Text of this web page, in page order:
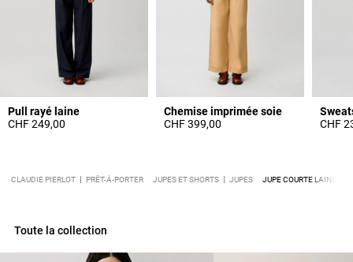
Pull rayé laine
CHF 249,00
Chemise imprimée soie
CHF 399,00
CHF
CLAUDIE PIERLOT PRÊT-À-PORTER JUPES ET SHORTS JUPES JUPE COURTE LAINE
Toute la collection